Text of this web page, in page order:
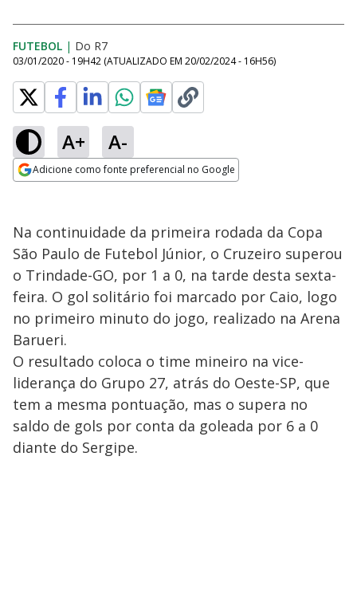
FUTEBOL | Do R7
03/01/2020 - 19H42 (ATUALIZADO EM 20/02/2024 - 16H56)
A+ A-
Adicione como fonte preferencial no Google
Na continuidade da primeira rodada da Copa
São Paulo de Futebol Júnior, o Cruzeiro superou
o Trindade-GO, por 1 a 0, na tarde desta sexta-
feira. O gol solitário foi marcado por Caio, logo
no primeiro minuto do jogo, realizado na Arena
Barueri.
O resultado coloca o time mineiro na vice-
liderança do Grupo 27, atrás do Oeste-SP, que
tem a mesma pontuação, mas o supera no
saldo de gols por conta da goleada por 6 a 0
diante do Sergipe.